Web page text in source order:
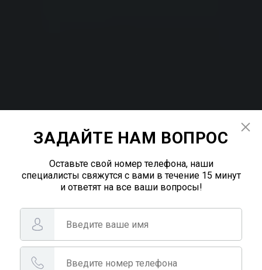
Асфальтирование в
ЗАДАЙТЕ НАМ ВОПРОС
Оставьте свой номер телефона, наши
специалисты свяжутся с вами в течение 15 минут
и ответят на все ваши вопросы!